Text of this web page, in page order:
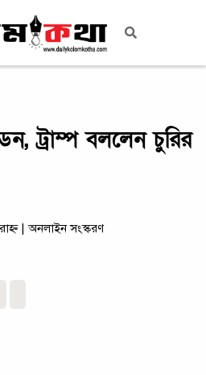
ট্রাম্প বললেন চুরির
| অনলাইন সংস্করণ